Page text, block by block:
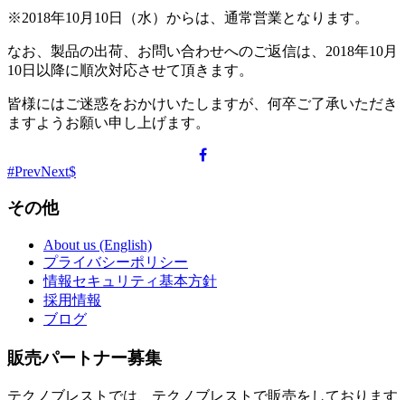
※2018年10月10日（水）からは、通常営業となります。
なお、製品の出荷、お問い合わせへのご返信は、2018年10月
10日以降に順次対応させて頂きます。
皆様にはご迷惑をおかけいたしますが、何卒ご了承いただき
ますようお願い申し上げます。
PrevNext
その他
About us (English)
プライバシーポリシー
情報セキュリティ基本方針
採用情報
ブログ
販売パートナー募集
テクノブレストでは、テクノブレストで販売をしております